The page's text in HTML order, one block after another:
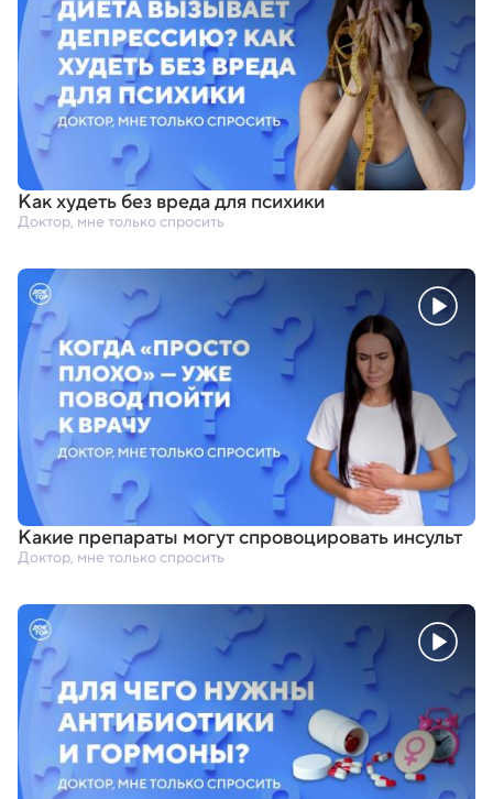
Как худеть без вреда для психики
Доктор, мне только спросить
Какие препараты могут спровоцировать инсульт
Доктор, мне только спросить